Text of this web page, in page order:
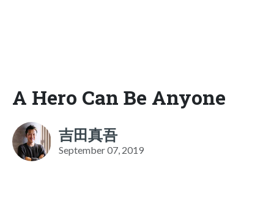
A Hero Can Be Anyone
吉田真吾
September 07, 2019